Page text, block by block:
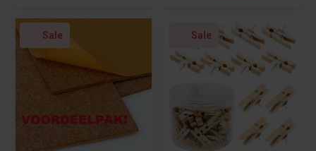
Sale Sale